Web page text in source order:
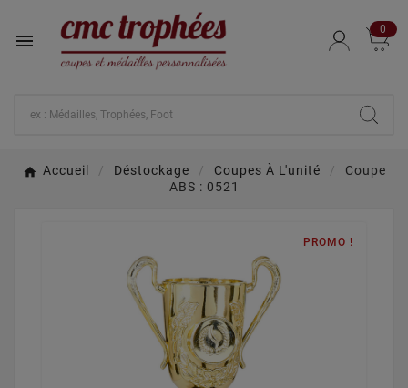

0
Accueil Déstockage Coupes À L'unité
Coupe
ABS : 0521
PROMO !